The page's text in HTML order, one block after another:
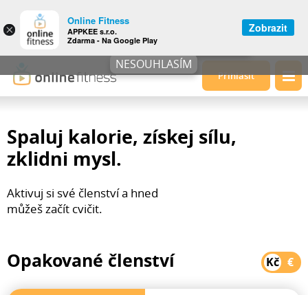
uživatelského zážitku. Podrobnosti si
můžetepřečíst zde
NESOUHLASÍM
Přihlásit
Spaluj kalorie, získej sílu,
zklidni mysl.
Aktivuj si své členství a hned
můžeš začít cvičit.
Kč €
Opakované členství
×
Online Fitness
APPKEE s.r.o.
Zdarma - Na Google Play
Zobrazit